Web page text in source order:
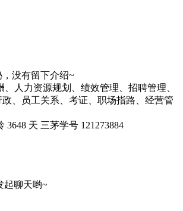
没有留下介绍~
、人力资源规划、绩效管理、招聘管理、
、员工关系、考证、职场指路、经营管
3648 天 三茅学号 121273884
起聊天哟~